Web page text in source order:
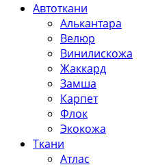
Автоткани
Алькантара
Велюр
Винилискожа
Жаккард
Замша
Карпет
Флок
Экокожа
Ткани
Атлас